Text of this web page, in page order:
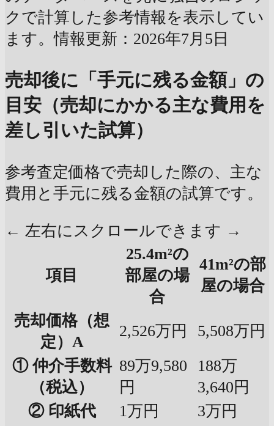
クで計算した参考情報を表示してい
ます。情報更新：2026年7月5日
売却後に「手元に残る金額」の
目安（売却にかかる主な費用を
差し引いた試算）
参考査定価格で売却した際の、主な
費用と手元に残る金額の試算です。
← 左右にスクロールできます →
項目
25.4m²の
部屋の場
合
41m²の部
屋の場合
売却価格（想
定）A
2,526万円
5,508万円
① 仲介手数料
（税込）
89万9,580
円
188万
3,640円
② 印紙代
1万円
3万円